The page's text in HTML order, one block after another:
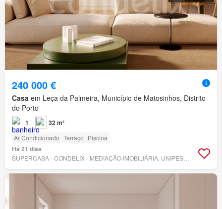
240 000 €
Casa em Leça da Palmeira, Município de Matosinhos, Distrito
do Porto
1 32 m²
Ar Condicionado Terraço Piscina
Há 21 dias